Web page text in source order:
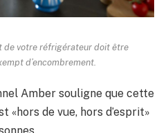
de votre réfrigérateur doit être
d’encombrement.
Amber souligne que cette
«hors de vue, hors d’esprit»